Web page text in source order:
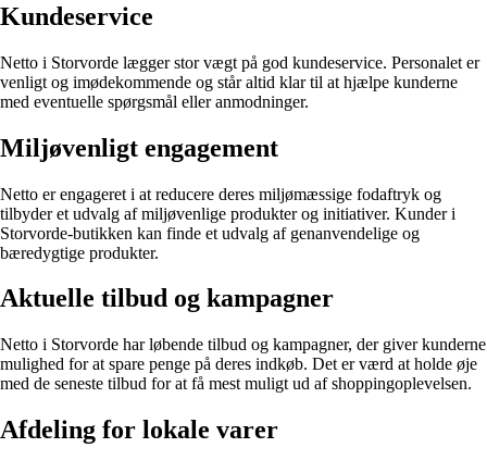
Kundeservice
Netto i Storvorde lægger stor vægt på god kundeservice. Personalet er
venligt og imødekommende og står altid klar til at hjælpe kunderne
med eventuelle spørgsmål eller anmodninger.
Miljøvenligt engagement
Netto er engageret i at reducere deres miljømæssige fodaftryk og
tilbyder et udvalg af miljøvenlige produkter og initiativer. Kunder i
Storvorde-butikken kan finde et udvalg af genanvendelige og
bæredygtige produkter.
Aktuelle tilbud og kampagner
Netto i Storvorde har løbende tilbud og kampagner, der giver kunderne
mulighed for at spare penge på deres indkøb. Det er værd at holde øje
med de seneste tilbud for at få mest muligt ud af shoppingoplevelsen.
Afdeling for lokale varer